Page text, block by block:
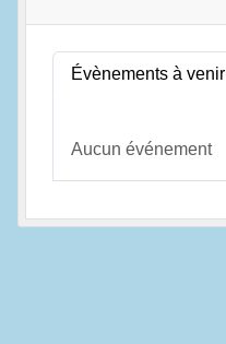
Évènements à venir
Aucun événement